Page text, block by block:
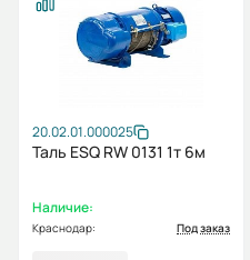
20.02.01.000025
Таль ESQ RW 0131 1т 6м
Наличие:
Краснодар: Под заказ